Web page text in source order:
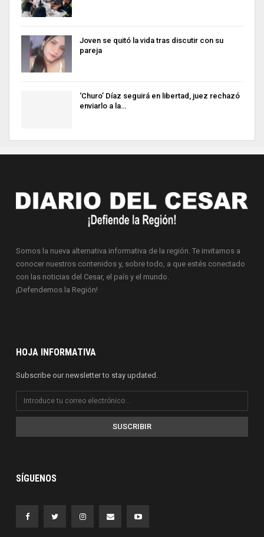
Joven se quitó la vida tras discutir con su
pareja
‘Churo’ Díaz seguirá en libertad, juez rechazó
enviarlo a la…
Somos la nueva alternativa informativa de la región. Te invitamos a
conocer nuestros contenidos y, sobre todo, a que estés conectado
con las noticias del Cesar, el país y el mundo.
¡Defendemos la Región!
HOJA INFORMATIVA
Subscribe our newsletter to stay updated.
SUSCRIBIR
SÍGUENOS